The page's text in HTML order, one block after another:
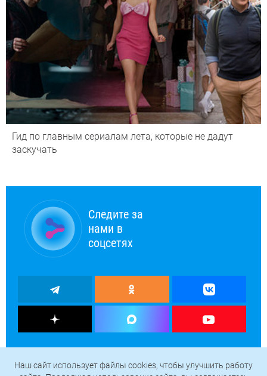
Гид по главным сериалам лета, которые не дадут
заскучать
Следите за
нами в
соцсетях
Наш сайт использует файлы cookies, чтобы улучшить работу